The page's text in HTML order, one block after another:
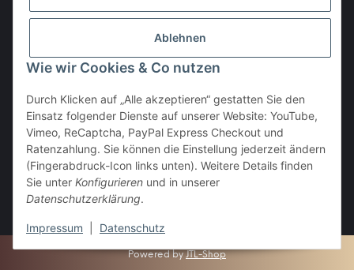
Vertrag widerrufen
Powered byJTL-Shop
Ablehnen
Wie wir Cookies & Co nutzen
Durch Klicken auf „Alle akzeptieren“ gestatten Sie den
Einsatz folgender Dienste auf unserer Website: YouTube,
Vimeo, ReCaptcha, PayPal Express Checkout und
Ratenzahlung. Sie können die Einstellung jederzeit ändern
(Fingerabdruck-Icon links unten). Weitere Details finden
Sie unter Konfigurieren und in unserer
Datenschutzerklärung.
Impressum Datenschutz